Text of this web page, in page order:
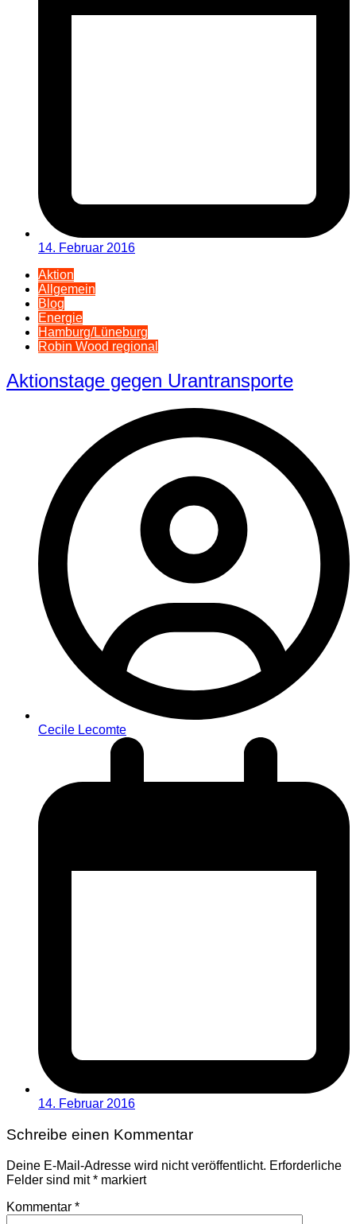
14. Februar 2016
Aktion
Allgemein
Blog
Energie
Hamburg/Lüneburg
Robin Wood regional
Aktionstage gegen Urantransporte
Cecile Lecomte
14. Februar 2016
Schreibe einen Kommentar
Deine E-Mail-Adresse wird nicht veröffentlicht. Erforderliche
Felder sind mit* markiert
Kommentar *